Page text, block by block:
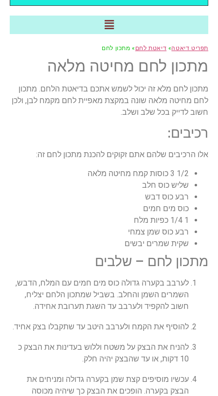
תפריט דיאטה» דיאטת לחם » מתכון לחם
מתכון לחם מחיטה מלאה
מתכון לחם מלא זה יכול לשמש אתכם בדיאטת הלחם. מתכון
לחם מחיטה מלאה שונה במקצת מאפיית לחם מקמח לבן, ולכן
חשוב לדייק בכל שלב ושלב.
רכיבים:
אלו הרכיבים שלהם אתם זקוקים להכנת מתכון לחם זה:
1/2 3 כוסות קמח מחיטה מלאה
שליש כוס חלב
רבע כוס דבש
כוס מים חמים
1 1/4 כפיות מלח
רבע כוס שמן צמחי
שקית שמרים יבשים
מתכון לחם – שלבים
לערבב בקערה גדולה כוס מים חמים עם המלח, הדבש,
השמרים השמן והחלב. בשביל שמתכון הלחם יצליח,
חשוב להקפיד ולערבב עד השגת תערובת אחידה.
להוסיף את הקמח ולערבב היטב עד שתקבלו בצק אחיד.
להניח את הבצק על משטח וללוש בעדינות את הבצק כ
10 דקות, או עד שהבצק יהיה חלק.
עכשיו מוסיפים קצת שמן בקערה גדולה ומניחים את
הבצק בקערה. הופכים את הבצק כך שיהיה מכוסה